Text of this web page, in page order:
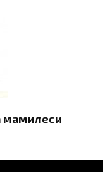
мамилеси